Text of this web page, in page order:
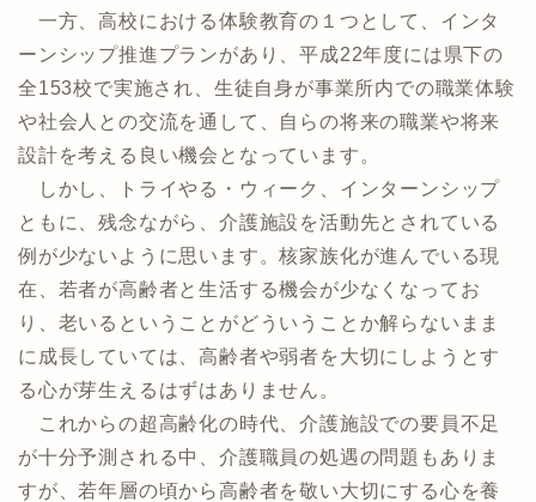
一方、高校における体験教育の１つとして、インタ
ーンシップ推進プランがあり、平成22年度には県下の
全153校で実施され、生徒自身が事業所内での職業体験
や社会人との交流を通して、自らの将来の職業や将来
設計を考える良い機会となっています。
しかし、トライやる・ウィーク、インターンシップ
ともに、残念ながら、介護施設を活動先とされている
例が少ないように思います。核家族化が進んでいる現
在、若者が高齢者と生活する機会が少なくなってお
り、老いるということがどういうことか解らないまま
に成長していては、高齢者や弱者を大切にしようとす
る心が芽生えるはずはありません。
これからの超高齢化の時代、介護施設での要員不足
が十分予測される中、介護職員の処遇の問題もありま
すが、若年層の頃から高齢者を敬い大切にする心を養